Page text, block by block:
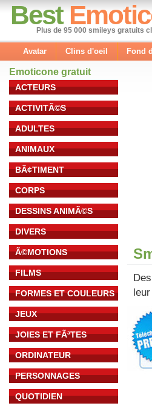
Best
Plus de 95 000 smileys gratuits
Avatar Clins d'oeil Fond
Emoticone gratuit
ACTEURS
ACTIVITÃ©S
ADULTES
ANIMAUX
BÃ¢TIMENT
CORPS
DESSINS ANIMÃ©S
DIVERS
Ã©MOTIONS
FILMS
FORMES ET COULEURS
JEUX
JOIES ET FÃªTES
ORDINATEUR
PERSONNAGES
QUOTIDIEN